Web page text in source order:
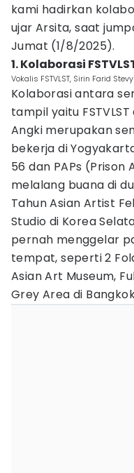
kami hadirkan
ujar Arsita, saat
Jumat (1/8/2025).
1. Kolaborasi
Vokalis FSTVLST, Sirin Farid
Kolaborasi antara
tampil yaitu
Angki merupakan
bekerja di
56 dan PAPs
melalang buana di
Tahun Asian Artist
Studio di Korea
pernah menggelar
tempat, seperti 2
Asian Art Museum,
Grey Area di